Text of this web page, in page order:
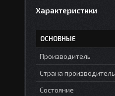
Характеристики
ОСНОВНЫЕ
Производитель
Страна производитель
Состояние